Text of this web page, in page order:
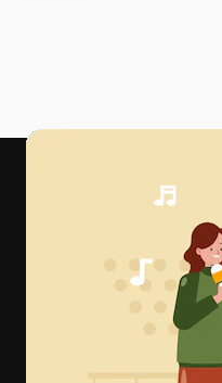
동영상
최고의 결과물을
플랫폼. 크리에
스튜디오를 아
한국어